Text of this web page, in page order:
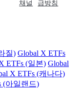
채널
급방침
질) Global X ETFs
ETFs (일본) Global
X ETFs (캐나다)
(아일랜드)